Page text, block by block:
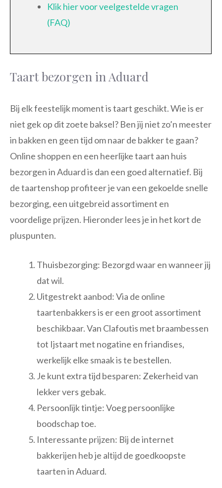
Klik hier voor veelgestelde vragen
(FAQ)
Taart bezorgen in Aduard
Bij elk feestelijk moment is taart geschikt. Wie is er
niet gek op dit zoete baksel? Ben jij niet zo’n meester
in bakken en geen tijd om naar de bakker te gaan?
Online shoppen en een heerlijke taart aan huis
bezorgen in Aduard is dan een goed alternatief. Bij
de taartenshop profiteer je van een gekoelde snelle
bezorging, een uitgebreid assortiment en
voordelige prijzen. Hieronder lees je in het kort de
pluspunten.
Thuisbezorging: Bezorgd waar en wanneer jij
dat wil.
Uitgestrekt aanbod: Via de online
taartenbakkers is er een groot assortiment
beschikbaar. Van Clafoutis met braambessen
tot Ijstaart met nogatine en friandises,
werkelijk elke smaak is te bestellen.
Je kunt extra tijd besparen: Zekerheid van
lekker vers gebak.
Persoonlijk tintje: Voeg persoonlijke
boodschap toe.
Interessante prijzen: Bij de internet
bakkerijen heb je altijd de goedkoopste
taarten in Aduard.